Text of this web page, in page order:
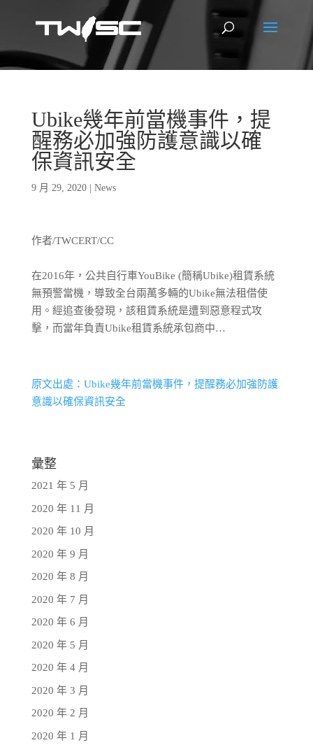
Ubike幾年前當機事件，提
醒務必加強防護意識以確
保資訊安全
9 月 29, 2020| News
作者/TWCERT/CC
在2016年，公共自行車YouBike (簡稱Ubike)租賃系統
無預警當機，導致全台兩萬多輛的Ubike無法租借使
用。經追查後發現，該租賃系統是遭到惡意程式攻
擊，而當年負責Ubike租賃系統承包商中…
原文出處：Ubike幾年前當機事件，提醒務必加強防護
意識以確保資訊安全
彙整
2021 年 5 月
2020 年 11 月
2020 年 10 月
2020 年 9 月
2020 年 8 月
2020 年 7 月
2020 年 6 月
2020 年 5 月
2020 年 4 月
2020 年 3 月
2020 年 2 月
2020 年 1 月